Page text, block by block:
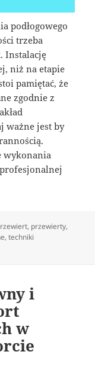
podłogowego
trzeba
Instalację
niż na etapie
pamiętać, że
zgodnie z
ważne jest by
wykonania
, przewierty,
,techniki
i
w